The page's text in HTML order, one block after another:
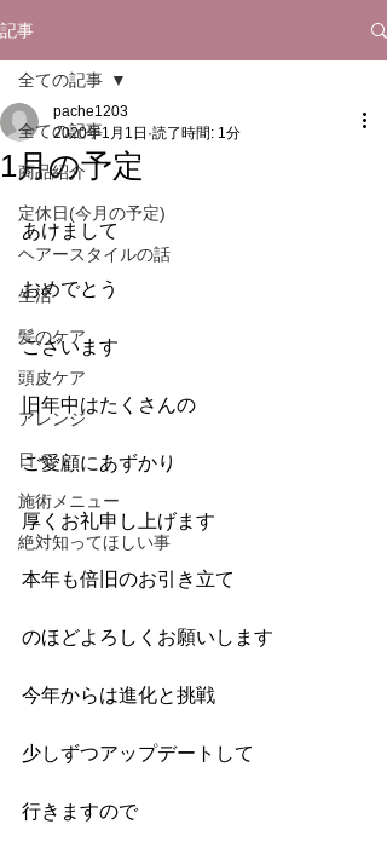
記事
全ての記事
商品紹介
定休日(今月の予定)
ヘアースタイルの話
生活
髪のケア
頭皮ケア
アレンジ
日々
施術メニュー
絶対知ってほしい事
全ての記事
1月の予定
pache1203
2020年1月1日 読了時間: 1分
あけまして
おめでとう
ございます
旧年中はたくさんの
ご愛顧にあずかり
厚くお礼申し上げます
本年も倍旧のお引き立て
のほどよろしくお願いします
今年からは進化と挑戦
少しずつアップデートして
行きますので